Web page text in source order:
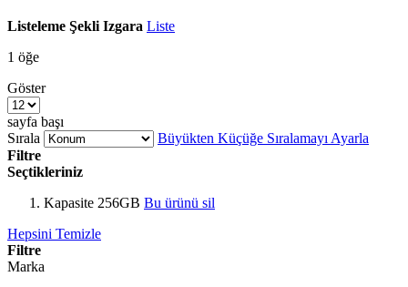
Listeleme Şekli Izgara Liste
1 öğe
Göster
sayfa başı
Sırala
Büyükten Küçüğe Sıralamayı Ayarla
Filtre
Seçtikleriniz
Kapasite 256GB Bu ürünü sil
Hepsini Temizle
Filtre
Marka